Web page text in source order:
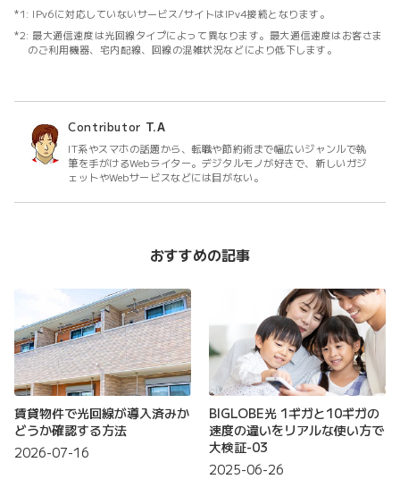
IPv6に対応していないサービス/サイトはIPv4接続となります。
最大通信速度は光回線タイプによって異なります。最大通信速度はお客さま
のご利用機器、宅内配線、回線の混雑状況などにより低下します。
Contributor T.A
IT系やスマホの話題から、転職や節約術まで幅広いジャンルで執
筆を手がけるWebライター。デジタルモノが好きで、新しいガジ
ェットやWebサービスなどには目がない。
おすすめの記事
賃貸物件で光回線が導入済みか
どうか確認する方法
2026-07-16
BIGLOBE光 1ギガと10ギガの
速度の違いをリアルな使い方で
大検証-03
2025-06-26